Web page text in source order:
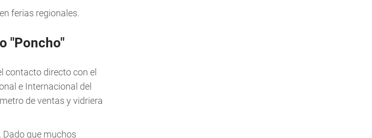
ferias regionales.
"Poncho"
contacto directo con el
e Internacional del
de ventas y vidriera
Dado que muchos